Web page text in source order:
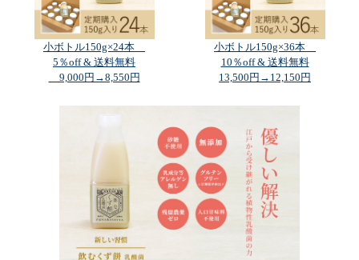
小ボトル150g×24本
5％off & 送料無料
9,000円→8,550円
小ボトル150g×36本
10％off & 送料無料
13,500円→12,150円